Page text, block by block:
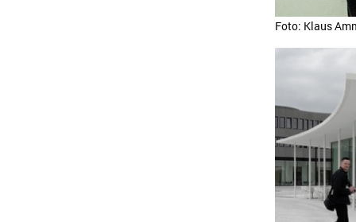
Foto: Klaus